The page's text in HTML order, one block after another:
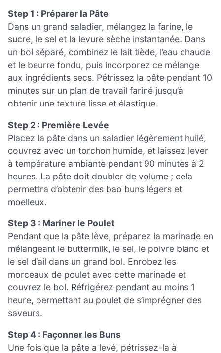
Step 1 : Préparer la Pâte
Dans un grand saladier, mélangez la farine, le
sucre, le sel et la levure sèche instantanée. Dans
un bol séparé, combinez le lait tiède, l’eau chaude
et le beurre fondu, puis incorporez ce mélange
aux ingrédients secs. Pétrissez la pâte pendant 10
minutes sur un plan de travail fariné jusqu’à
obtenir une texture lisse et élastique.
Step 2 : Première Levée
Placez la pâte dans un saladier légèrement huilé,
couvrez avec un torchon humide, et laissez lever
à température ambiante pendant 90 minutes à 2
heures. La pâte doit doubler de volume ; cela
permettra d’obtenir des bao buns légers et
moelleux.
Step 3 : Mariner le Poulet
Pendant que la pâte lève, préparez la marinade en
mélangeant le buttermilk, le sel, le poivre blanc et
le sel d’ail dans un grand bol. Enrobez les
morceaux de poulet avec cette marinade et
couvrez le bol. Réfrigérez pendant au moins 1
heure, permettant au poulet de s’imprégner des
saveurs.
Step 4 : Façonner les Buns
Une fois que la pâte a levé, pétrissez-la à